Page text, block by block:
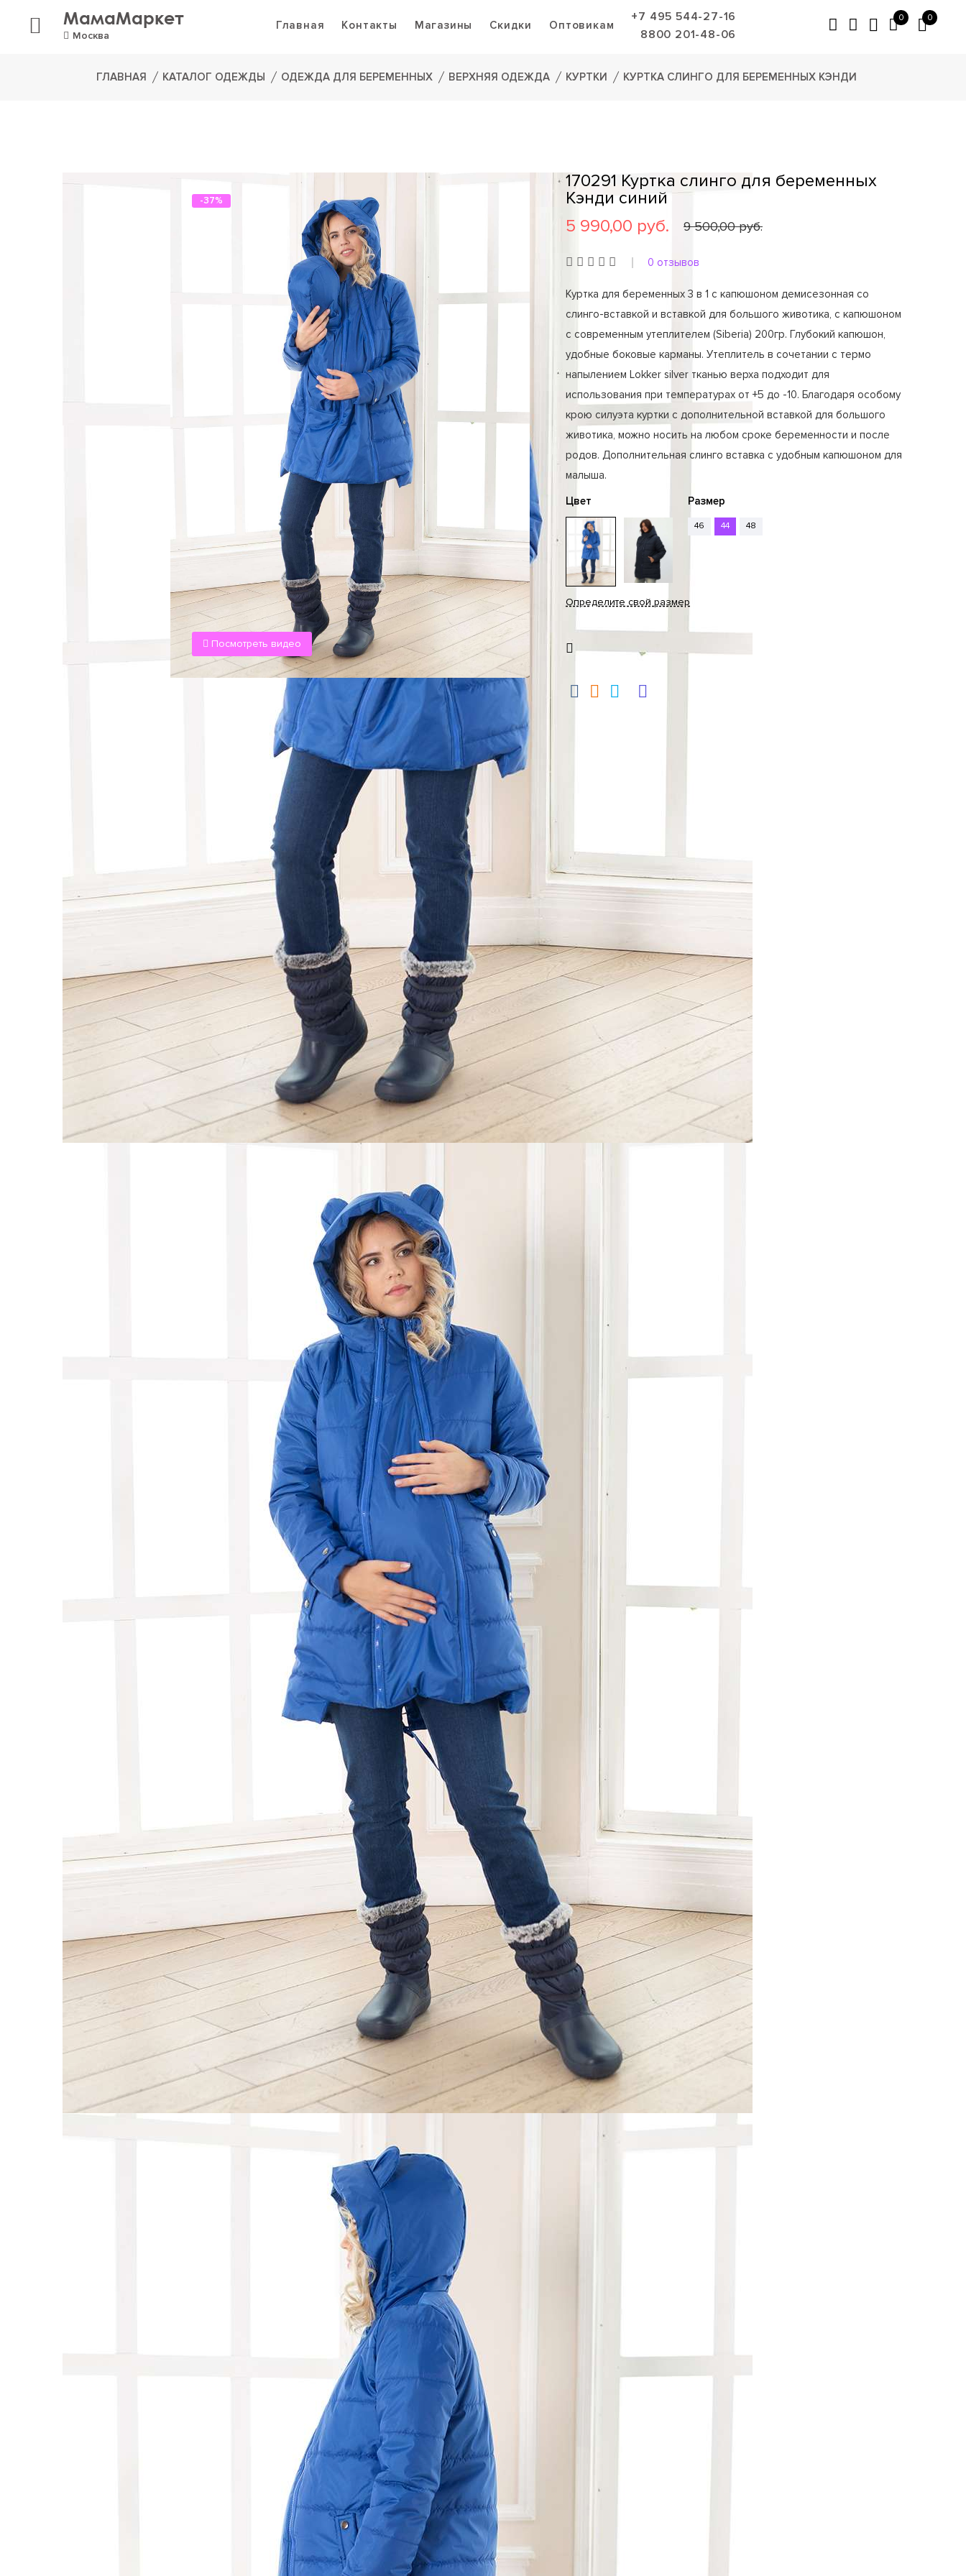
МамаМаркет
Москва
Главная Контакты Магазины Скидки Оптовикам
+7 495 544-27-16
8800 201-48-06
0 0
ГЛАВНАЯ КАТАЛОГ ОДЕЖДЫ ОДЕЖДА ДЛЯ БЕРЕМЕННЫХ ВЕРХНЯЯ ОДЕЖДА КУРТКИ КУРТКА СЛИНГО ДЛЯ БЕРЕМЕННЫХ КЭНДИ
-37%
Посмотреть видео
170291 Куртка слинго для беременных
Кэнди синий
5 990,00 руб.
9 500,00 руб.
0 отзывов
Куртка для беременных 3 в 1 с капюшоном демисезонная со
слинго-вставкой и вставкой для большого животика, с капюшоном
с современным утеплителем (Siberia) 200гр. Глубокий капюшон,
удобные боковые карманы. Утеплитель в сочетании с термо
напылением Lokker silver тканью верха подходит для
использования при температурах от +5 до -10. Благодаря особому
крою силуэта куртки с дополнительной вставкой для большого
животика, можно носить на любом сроке беременности и после
родов. Дополнительная слинго вставка с удобным капюшоном для
малыша.
Цвет
Размер
46 44 48
Определите свой размер